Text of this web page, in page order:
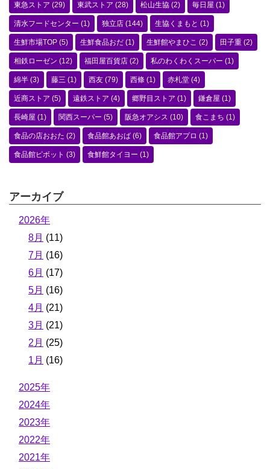
東急ストア (29) 東武ストア (28) 松山生協 (2) 毎日屋 (1)
清水フードセンター (1) 独立店 (144) 生協くまもと (1)
生鮮市場TOP (5) 生鮮食品おだ (1) 生鮮館やまひこ (2) 田子重 (2)
相鉄ローゼン (12) 福田屋百貨店 (2) 私のわくわくスーパー (1)
綿半 (3) 藤三 (1) 西友 (79) 西條 (1) 赤札堂 (4)
近商ストア (5) 遠鉄ストア (4) 郷野目ストア (1) 鎌倉屋 (1)
長崎屋 (1) 関西スーパー (5) 阪急オアシス (10) 食こまち (1)
食品の店おおた (2) 食品館あおば (6) 食品館アプロ (1)
食品館ピボット (3) 食鮮館タイヨー (1)
アーカイブ
2026年
8月 (11)
7月 (16)
6月 (17)
5月 (16)
4月 (21)
3月 (21)
2月 (25)
1月 (16)
2025年
2024年
2023年
2022年
2021年